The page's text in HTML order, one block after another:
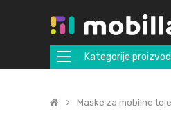
Kategorije
Maske za mobilne